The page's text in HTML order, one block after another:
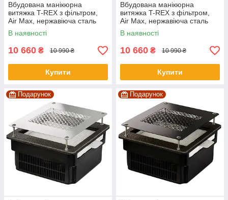
Вбудована манікюрна
витяжка T-REX з фільтром,
Air Max, нержавіюча сталь
В наявності
10 660 ₴ 10 990 ₴
Купити
Вбудована манікюрна
витяжка T-REX з фільтром,
Air Max, нержавіюча сталь
White
В наявності
10 660 ₴ 10 990 ₴
Купити
Подарунок Подарунок